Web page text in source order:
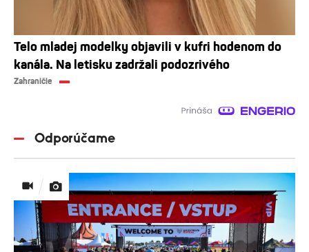
Telo mladej modelky objavili v kufri hodenom do
kanála. Na letisku zadržali podozrivého
Zahraničie
Odporúčame